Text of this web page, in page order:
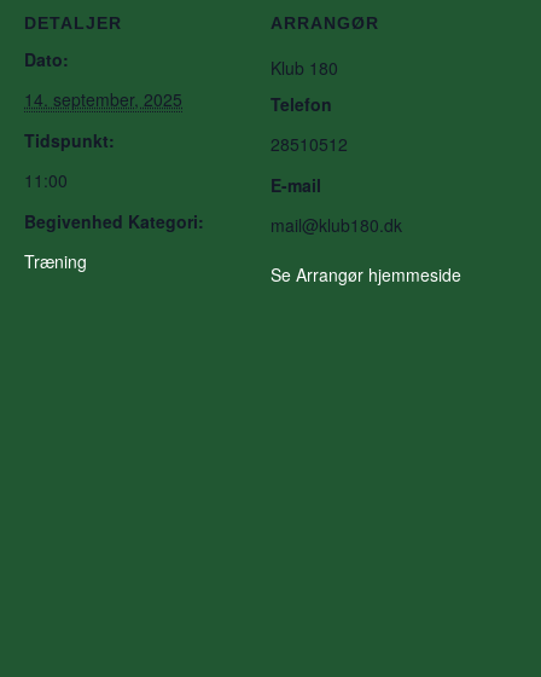
DETALJER
Dato:
14. september, 2025
Tidspunkt:
11:00
Begivenhed Kategori:
Træning
ARRANGØR
Klub 180
Telefon
28510512
E-mail
mail@klub180.dk
Se Arrangør hjemmeside